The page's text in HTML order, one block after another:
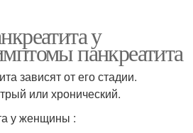
у
панкреатита
зависят от его стадии.
или хронический.
у женщины :